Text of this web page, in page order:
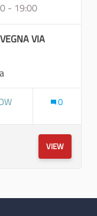
- 19:00
VIA
0
VIEW